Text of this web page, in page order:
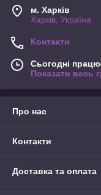
м. Харків
Харків, Україна
Контакти
Сьогодні
Показати весь
Про нас
Контакти
Доставка та оплата